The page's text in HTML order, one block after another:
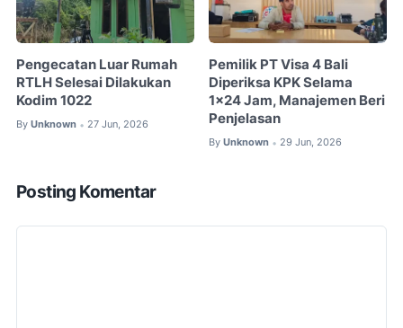
Pengecatan Luar Rumah
RTLH Selesai Dilakukan
Kodim 1022
By Unknown • 27 Jun, 2026
Pemilik PT Visa 4 Bali
Diperiksa KPK Selama
1x24 Jam, Manajemen Beri
Penjelasan
By Unknown • 29 Jun, 2026
Posting Komentar